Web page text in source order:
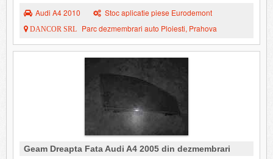
Audi A4 2010 Stoc aplicatie piese Eurodemont
DANCOR SRL Parc dezmembrari auto Ploiesti, Prahova
Geam Dreapta Fata Audi A4 2005 din dezmembrari